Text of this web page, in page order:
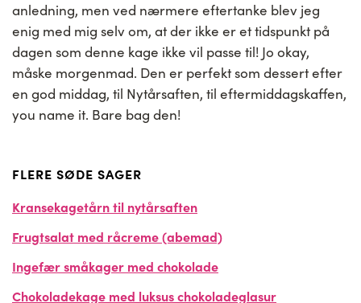
anledning, men ved nærmere eftertanke blev jeg
enig med mig selv om, at der ikke er et tidspunkt på
dagen som denne kage ikke vil passe til! Jo okay,
måske morgenmad. Den er perfekt som dessert efter
en god middag, til Nytårsaften, til eftermiddagskaffen,
you name it. Bare bag den!
FLERE SØDE SAGER
Kransekagetårn til nytårsaften
Frugtsalat med råcreme (abemad)
Ingefær småkager med chokolade
Chokoladekage med luksus chokoladeglasur